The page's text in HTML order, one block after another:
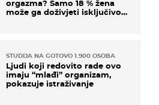
orgazma? Samo 18 % žena
može ga doživjeti isključivo
STUDIJA NA GOTOVO 1.900 OSOBA
Ljudi koji redovito rade ovo
imaju “mlađi” organizam,
pokazuje istraživanje